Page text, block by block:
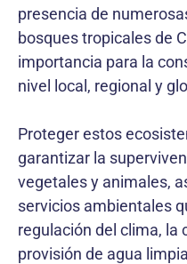
presencia de
bosques tropicales de
importancia para la
nivel local, regional y
Proteger estos
garantizar la
vegetales y animales,
servicios ambientales
regulación del clima, la
provisión de agua